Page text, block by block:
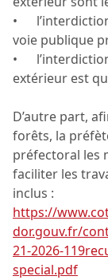
• l’interdiction
voie publique
•
extérieur est
D’autre part,
forêts, la
préfectoral les
faciliter les
inclus :
https://
dor.gouv.fr/
21-2026-
special.pdf